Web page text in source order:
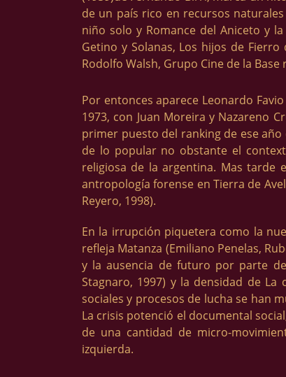
de un país rico en recursos
niño solo y Romance del Aniceto y
Getino y Solanas, Los hijos de
Rodolfo Walsh, Grupo Cine de la
Por entonces aparece Leonardo
1973, con Juan Moreira y Nazareno
primer puesto del ranking de ese
de lo popular no obstante el
religiosa de la argentina. Mas tarde
antropología forense en Tierra de
Reyero, 1998).
En la irrupción piquetera como la
refleja Matanza (Emiliano Penelas,
y la ausencia de futuro por parte
Stagnaro, 1997) y la densidad de
sociales y procesos de lucha se han
La crisis potenció el documental
de una cantidad de micro-
izquierda.